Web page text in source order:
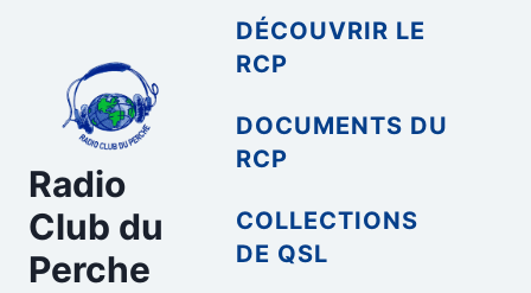
contenu
Radio
Club du
Perche
DÉCOUVRIR LE
RCP
DOCUMENTS DU
RCP
COLLECTIONS
DE QSL